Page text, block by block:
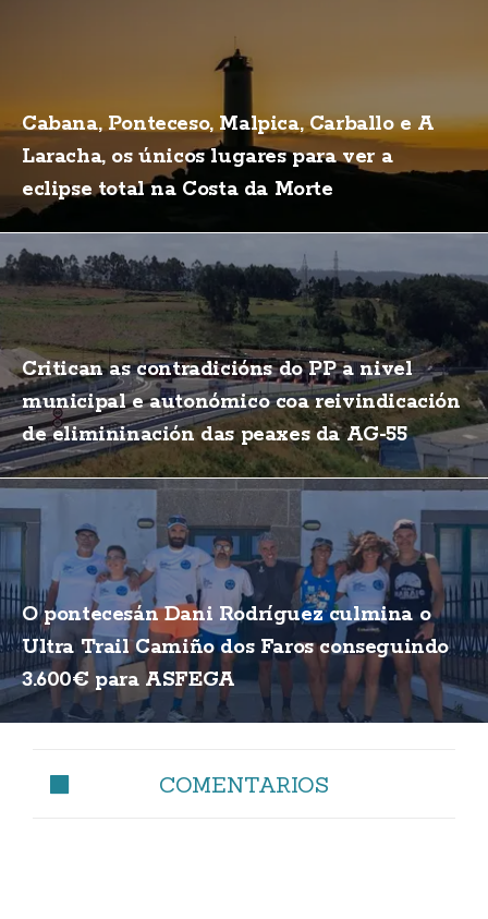
Cabana, Ponteceso, Malpica, Carballo e A
Laracha, os únicos lugares para ver a
eclipse total na Costa da Morte
Critican as contradicións do PP a nivel
municipal e autonómico coa reivindicación
de elimininación das peaxes da AG-55
O pontecesán Dani Rodríguez culmina o
Ultra Trail Camiño dos Faros conseguindo
3.600€ para ASFEGA
COMENTARIOS